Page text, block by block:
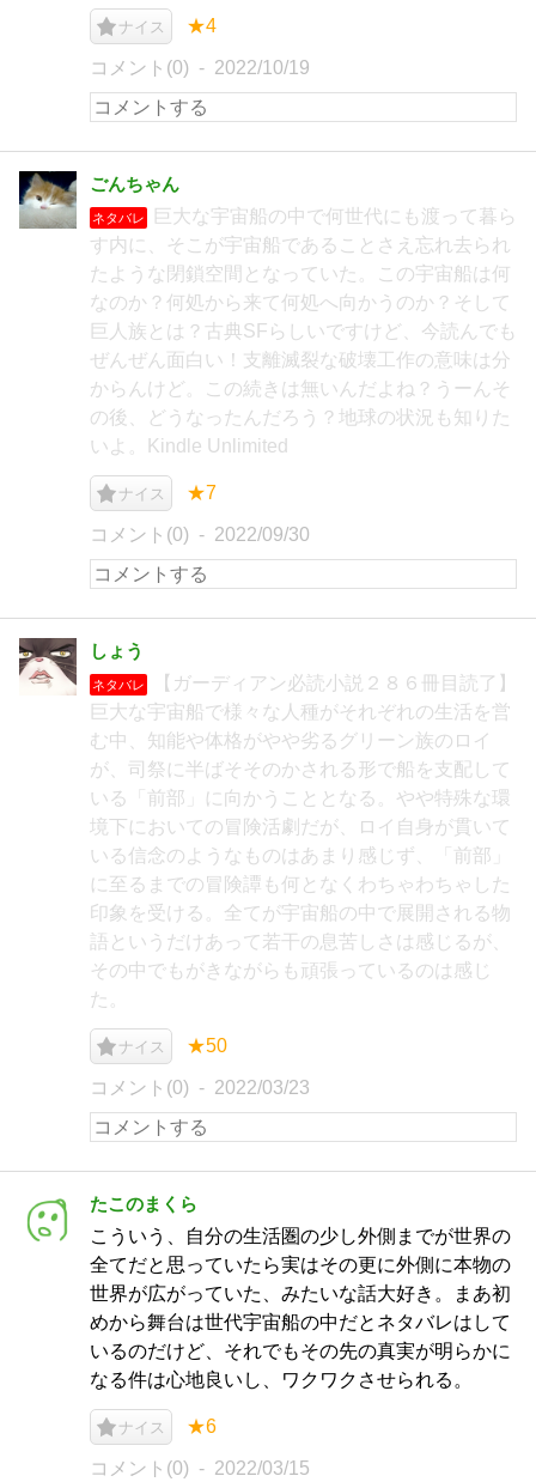
ナイス ★4
コメント(0) 2022/10/19
ごんちゃん
ネタバレ
巨大な宇宙船の中で何世代にも渡って暮ら
す内に、そこが宇宙船であることさえ忘れ去られ
たような閉鎖空間となっていた。この宇宙船は何
なのか？何処から来て何処へ向かうのか？そして
巨人族とは？古典SFらしいですけど、今読んでも
ぜんぜん面白い！支離滅裂な破壊工作の意味は分
からんけど。この続きは無いんだよね？うーんそ
の後、どうなったんだろう？地球の状況も知りた
いよ。Kindle Unlimited
ナイス ★7
コメント(0) 2022/09/30
しょう
ネタバレ
【ガーディアン必読小説２８６冊目読了】
巨大な宇宙船で様々な人種がそれぞれの生活を営
む中、知能や体格がやや劣るグリーン族のロイ
が、司祭に半ばそそのかされる形で船を支配して
いる「前部」に向かうこととなる。やや特殊な環
境下においての冒険活劇だが、ロイ自身が貫いて
いる信念のようなものはあまり感じず、「前部」
に至るまでの冒険譚も何となくわちゃわちゃした
印象を受ける。全てが宇宙船の中で展開される物
語というだけあって若干の息苦しさは感じるが、
その中でもがきながらも頑張っているのは感じ
た。
ナイス ★50
コメント(0) 2022/03/23
たこのまくら
こういう、自分の生活圏の少し外側までが世界の
全てだと思っていたら実はその更に外側に本物の
世界が広がっていた、みたいな話大好き。まあ初
めから舞台は世代宇宙船の中だとネタバレはして
いるのだけど、それでもその先の真実が明らかに
なる件は心地良いし、ワクワクさせられる。
ナイス ★6
コメント(0) 2022/03/15